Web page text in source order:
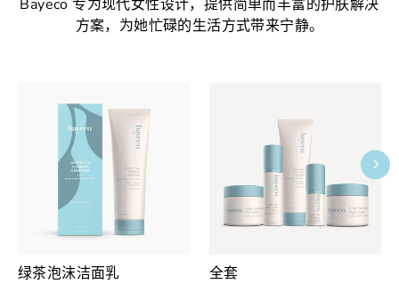
Bayeco 专为现代女性设计，提供简单而丰富的护肤解决
方案，为她忙碌的生活方式带来宁静。
绿茶泡沫洁面乳 全套